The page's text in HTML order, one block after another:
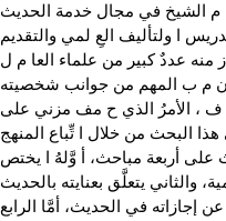
الشيخ في مجال خدمة الحديث
ا ولتأليف العِ لمي والتقديم
منه عددٌ كبير من علماء العا م ل
م ب المهم من جوانب شخصيته
، الأمرُ الذي ح مف مزني على
البحث من خلال ا تِّباع المنهج
على أربعة مباحث، أ وَّلهُ ا يختص
والثاني يتعلَّق بعنايته بالحديث
إجازاته في الحديث، أمَّا الرابع